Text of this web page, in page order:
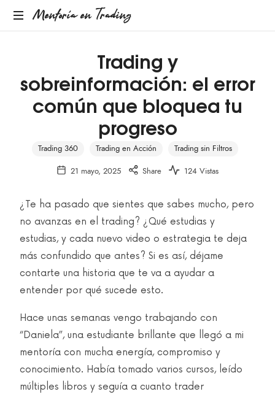
Mentoría en Trading
Trading y
sobreinformación: el error
común que bloquea tu
progreso
Trading 360 Trading en Acción Trading sin Filtros
21 mayo, 2025 Share 124 Vistas
¿Te ha pasado que sientes que sabes mucho, pero
no avanzas en el trading? ¿Qué estudias y
estudias, y cada nuevo video o estrategia te deja
más confundido que antes? Si es así, déjame
contarte una historia que te va a ayudar a
entender por qué sucede esto.
Hace unas semanas vengo trabajando con
“Daniela”, una estudiante brillante que llegó a mi
mentoría con mucha energía, compromiso y
conocimiento. Había tomado varios cursos, leído
múltiples libros y seguía a cuanto trader